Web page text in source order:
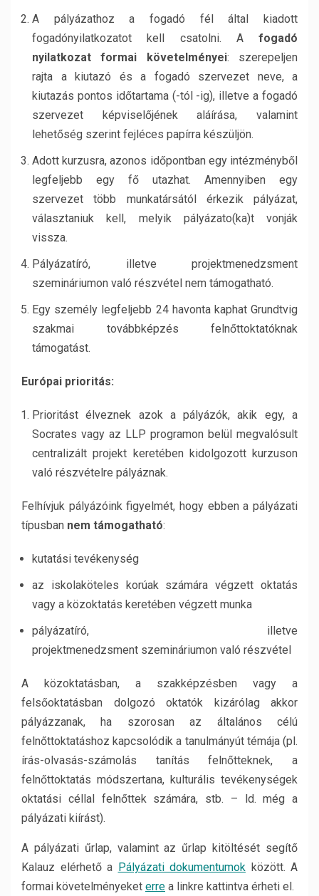
A pályázathoz a fogadó fél által kiadott
fogadónyilatkozatot kell csatolni. A fogadó
nyilatkozat formai követelményei: szerepeljen
rajta a kiutazó és a fogadó szervezet neve, a
kiutazás pontos időtartama (-tól -ig), illetve a fogadó
szervezet képviselőjének aláírása, valamint
lehetőség szerint fejléces papírra készüljön.
Adott kurzusra, azonos időpontban egy intézményből
legfeljebb egy fő utazhat. Amennyiben egy
szervezet több munkatársától érkezik pályázat,
választaniuk kell, melyik pályázato(ka)t vonják
vissza.
Pályázatíró, illetve projektmenedzsment
szemináriumon való részvétel nem támogatható.
Egy személy legfeljebb 24 havonta kaphat Grundtvig
szakmai továbbképzés felnőttoktatóknak
támogatást.
Európai prioritás:
Prioritást élveznek azok a pályázók, akik egy, a
Socrates vagy az LLP programon belül megvalósult
centralizált projekt keretében kidolgozott kurzuson
való részvételre pályáznak.
Felhívjuk pályázóink figyelmét, hogy ebben a pályázati
típusban nem támogatható:
kutatási tevékenység
az iskolaköteles korúak számára végzett oktatás
vagy a közoktatás keretében végzett munka
pályázatíró, illetve
projektmenedzsment szemináriumon való részvétel
A közoktatásban, a szakképzésben vagy a
felsőoktatásban dolgozó oktatók kizárólag akkor
pályázzanak, ha szorosan az általános célú
felnőttoktatáshoz kapcsolódik a tanulmányút témája (pl.
írás-olvasás-számolás tanítás felnőtteknek, a
felnőttoktatás módszertana, kulturális tevékenységek
oktatási céllal felnőttek számára, stb. – ld. még a
pályázati kiírást).
A pályázati űrlap, valamint az űrlap kitöltését segítő
Kalauz elérhető a Pályázati dokumentumok között. A
formai követelményeket erre a linkre kattintva érheti el.